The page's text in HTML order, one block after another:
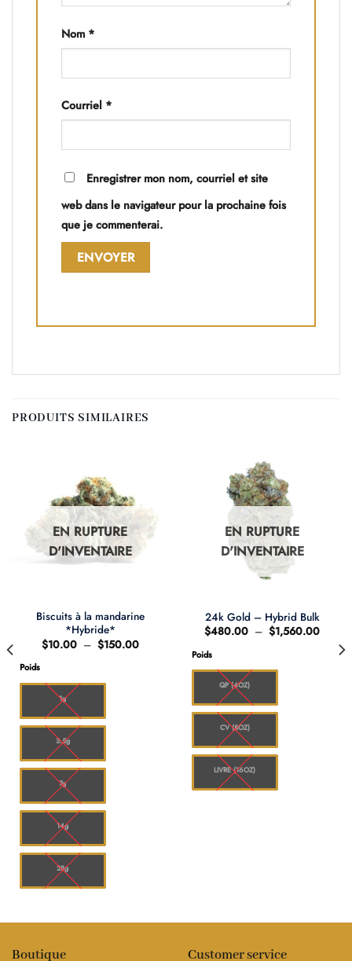
Nom *
Courriel *
Enregistrer mon nom, courriel et site
web dans le navigateur pour la prochaine fois
que je commenterai.
PRODUITS SIMILAIRES
EN RUPTURE
D'INVENTAIRE
Biscuits à la mandarine
*Hybride*
$10.00 – $150.00Plage
Poids
1g
3.5g
7g
14g
28g
EN RUPTURE
D'INVENTAIRE
24k Gold – Hybrid Bulk
$480.00 – $1,560.00Plage
prix :
Poids
QP (4OZ)
CV (8OZ)
LIVRE (16OZ)
Boutique Customer service